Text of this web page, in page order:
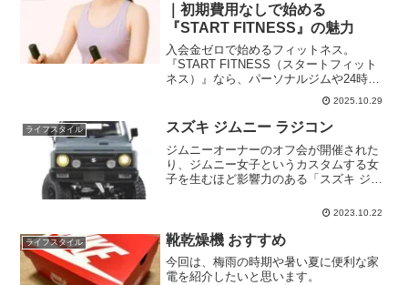
｜初期費用なしで始める
『START FITNESS』の魅力
入会金ゼロで始めるフィットネス。
『START FITNESS（スタートフィット
ネス）』なら、パーソナルジムや24時間
ジム、ヨガ・ピラティスまで幅広い施設
をエリア・料金で比較。初心者も安心、
お祝い金特典ありの日本唯一のジム検索
サービス。
2025.10.29
ライフスタイル スズキ ジムニー ラジコン
ジムニーオーナーのオフ会が開催された
り、ジムニー女子というカスタムする女
子を生むほど影響力のある「スズキ ジム
る「スズキ ジムニー 1/1...
2023.10.22
ライフスタイル 靴乾燥機 おすすめ
今回は、梅雨の時期や暑い夏に便利な家
電を紹介したいと思います。